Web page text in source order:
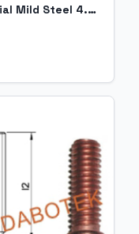
PT Threaded stud M5x6 Material Mild Steel 4.8 acc. EN ISO 13918